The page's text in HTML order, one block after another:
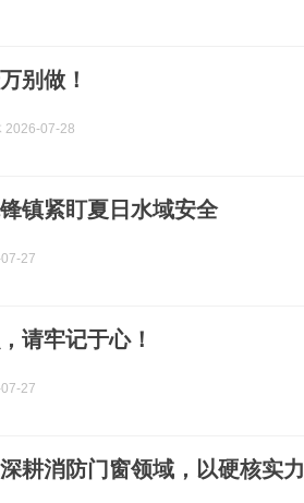
别做！
2026-07-28
镇紧盯夏日水域安全
27
请牢记于心！
27
耕消防门窗领域，以硬核实力